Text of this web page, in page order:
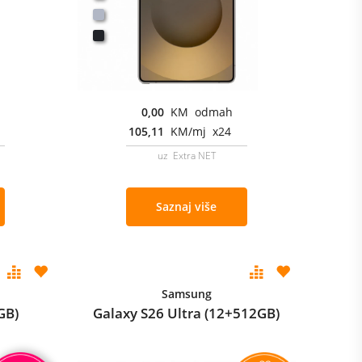
0,00 KM odmah
105,11 KM/mj x24
uz Extra NET
Saznaj više
Samsung
Galaxy S26 Ultra (12+512GB)